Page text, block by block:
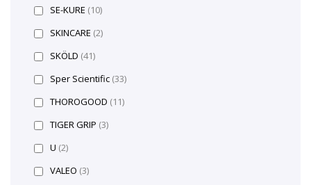
SE-KURE (10)
SKINCARE (2)
SKÖLD (41)
Sper Scientific (33)
THOROGOOD (11)
TIGER GRIP (3)
U (2)
VALEO (3)